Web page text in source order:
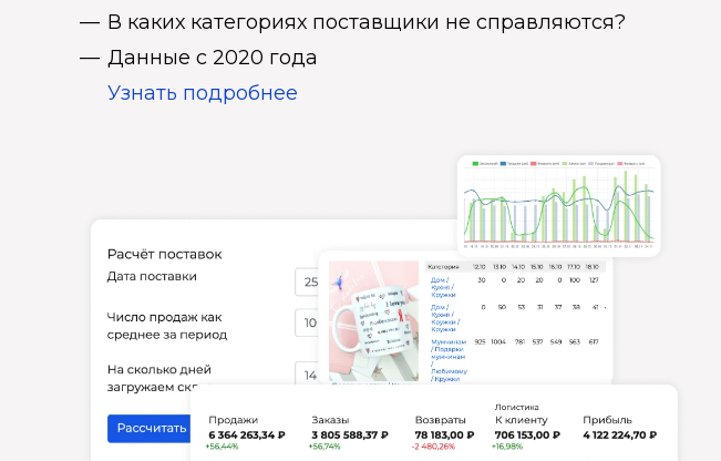
В каких категориях поставщики не справляются?
Данные с 2020 года
Узнать подробнее